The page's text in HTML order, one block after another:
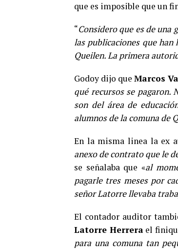
que es imposible que un
“Considero que es de una
las publicaciones que han
Queilen. La primera
Godoy dijo queMarcos
qué recursos se pagaron.
son del área de
alumnos de la comuna de
En la misma linea la ex
anexo de contrato que le
se señalaba que «al
pagarle tres meses por
señor Latorre llevaba
El contador auditor
Latorre Herrerael
para una comuna tan